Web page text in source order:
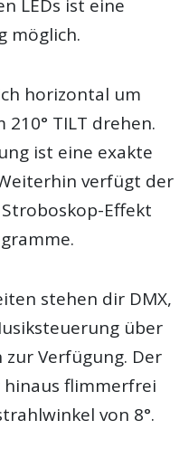
LEDs ist eine
möglich.
horizontal um
210° TILT drehen.
ist eine exakte
verfügt der
Effekt
stehen dir DMX,
über
Verfügung. Der
hinaus flimmerfrei
von 8°.